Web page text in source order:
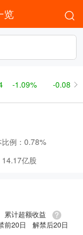
览
-1.09% -0.08
例： 0.78%
14.17亿股
累计超额收益
前20日
解禁后20日